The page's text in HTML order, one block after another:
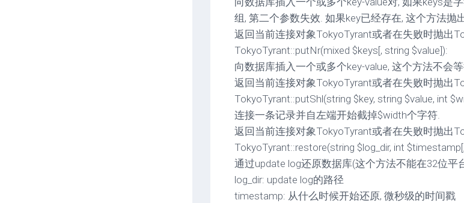
组, 第二个参数失效. 如果key已经存在, 这个方法抛
返回当前连接对象TokyoTyrant或者在失败时抛出
TokyoTyrant::putNr(mixed $keys[, string $value]):
向数据库插入一个或多个key-value, 这个方法不会
返回当前连接对象TokyoTyrant或者在失败时抛出
TokyoTyrant::putShl(string $key, string $value, int
连接一条记录并自左端开始截掉$width个字符.
返回当前连接对象TokyoTyrant或者在失败时抛出
TokyoTyrant::restore(string $log_dir, int
通过update log还原数据库(这个方法不能在32位平
log_dir: update log的路径
timestamp: 从什么时候开始还原, 微秒级的时间戳